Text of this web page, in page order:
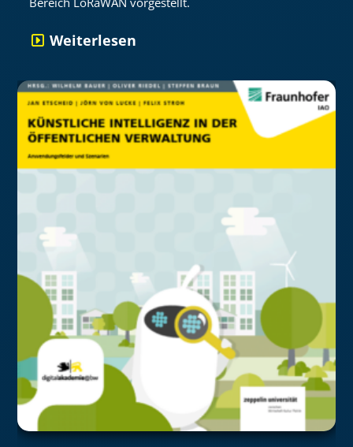
Weiterlesen